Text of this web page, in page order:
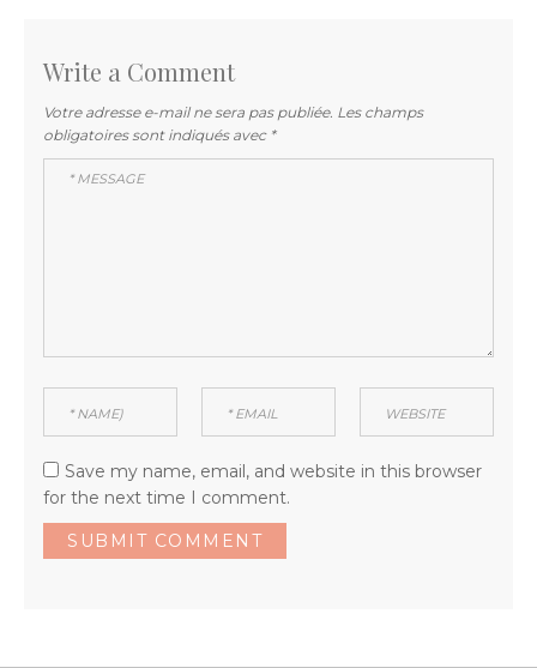
Write a Comment
Votre adresse e-mail ne sera pas publiée. Les champs
obligatoires sont indiqués avec *
Save my name, email, and website in this browser
for the next time I comment.